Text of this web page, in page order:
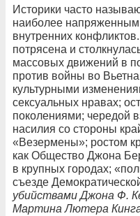
Историки часто
наиболее
внутренних
потрясена и
массовых движений в
против войны во
культурными
сексуальных нравах;
поколениями; чередой
насилия со стороны
«Везермены»; ростом
как Общество Джона
в крупных городах;
съезде
убийствами Джона Ф.
Мартина Лютера